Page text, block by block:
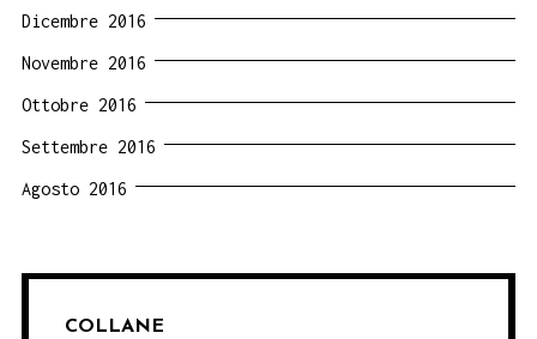
Dicembre 2016
Novembre 2016
Ottobre 2016
Settembre 2016
Agosto 2016
COLLANE